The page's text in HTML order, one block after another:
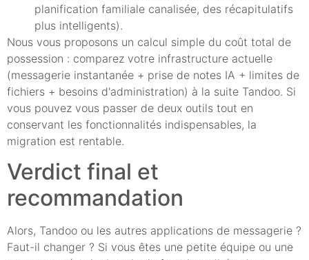
planification familiale canalisée, des récapitulatifs
plus intelligents).
Nous vous proposons un calcul simple du coût total de
possession : comparez votre infrastructure actuelle
(messagerie instantanée + prise de notes IA + limites de
fichiers + besoins d'administration) à la suite Tandoo. Si
vous pouvez vous passer de deux outils tout en
conservant les fonctionnalités indispensables, la
migration est rentable.
Verdict final et
recommandation
Alors, Tandoo ou les autres applications de messagerie ?
Faut-il changer ? Si vous êtes une petite équipe ou une